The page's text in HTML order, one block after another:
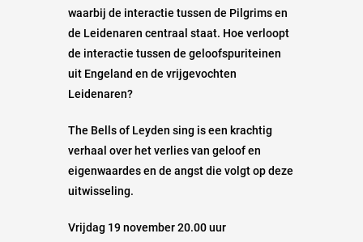
waarbij de interactie tussen de Pilgrims en
de Leidenaren centraal staat. Hoe verloopt
de interactie tussen de geloofspuriteinen
uit Engeland en de vrijgevochten
Leidenaren?
The Bells of Leyden sing is een krachtig
verhaal over het verlies van geloof en
eigenwaardes en de angst die volgt op deze
uitwisseling.
Vrijdag 19 november 20.00 uur